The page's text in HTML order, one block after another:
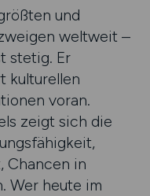
und
weltweit –
stetig. Er
kulturellen
voran.
zeigt sich die
Chancen in
Wer heute im